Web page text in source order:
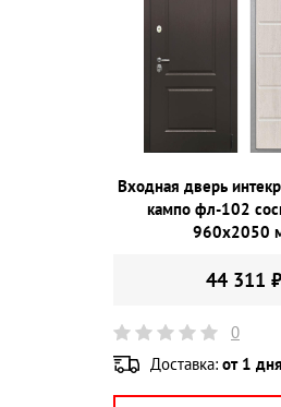
Входная дверь
кампо фл-102
960х2050
44 311 ₽
0
Доставка: от 1 дня